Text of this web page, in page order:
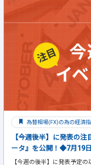
為替相場(FX)の為の経済
【今週後半】に発表の
ータ』を公開！◆7月19
【今週の後半】に発表予定